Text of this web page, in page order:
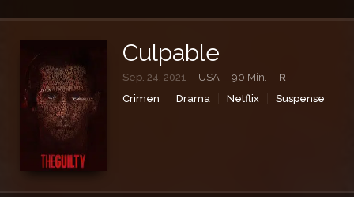
Culpable
Sep. 24, 2021 USA 90 Min.
R
Crimen
Drama Netflix Suspense